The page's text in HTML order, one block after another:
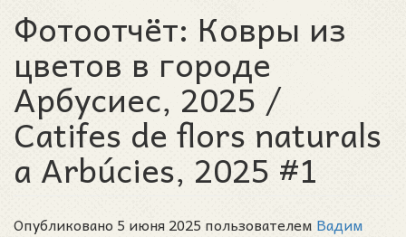
Фотоотчёт: Ковры из
цветов в городе
Арбусиес, 2025 /
Catifes de flors naturals
a Arbúcies, 2025 #1
Опубликовано 5 июня 2025 пользователем Вадим